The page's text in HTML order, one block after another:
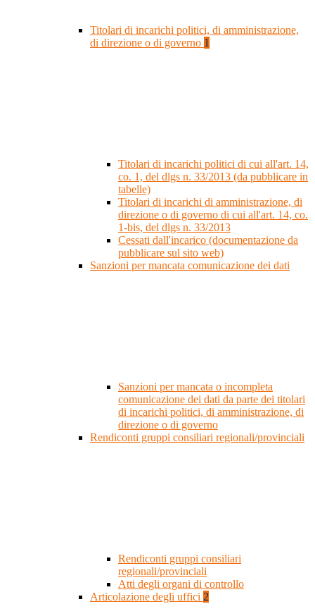
Titolari di incarichi politici, di amministrazione,
di direzione o di governo 1
Titolari di incarichi politici di cui all'art. 14,
co. 1, del dlgs n. 33/2013 (da pubblicare in
tabelle)
Titolari di incarichi di amministrazione, di
direzione o di governo di cui all'art. 14, co.
1-bis, del dlgs n. 33/2013
Cessati dall'incarico (documentazione da
pubblicare sul sito web)
Sanzioni per mancata comunicazione dei dati
Sanzioni per mancata o incompleta
comunicazione dei dati da parte dei titolari
di incarichi politici, di amministrazione, di
direzione o di governo
Rendiconti gruppi consiliari regionali/provinciali
Rendiconti gruppi consiliari
regionali/provinciali
Atti degli organi di controllo
Articolazione degli uffici 2